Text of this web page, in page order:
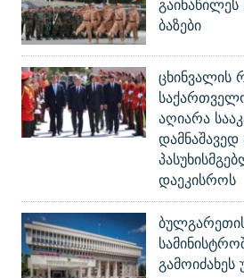
ბაზები
ცხინვალის
აღიარა
დამნაშავედ
დაეკისროს